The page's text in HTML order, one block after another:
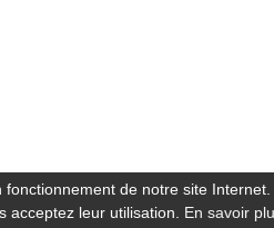
de notre site Internet.
acceptez leur utilisation. En savoir